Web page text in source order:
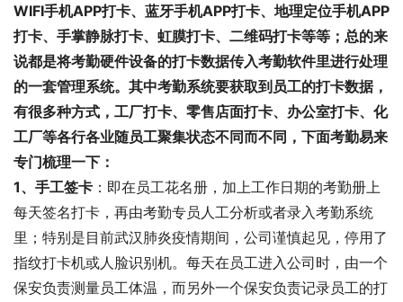
WIFI手机APP打卡、蓝牙手机APP打卡、地理定位手机APP
打卡、手掌静脉打卡、虹膜打卡、二维码打卡等等；总的来
说都是将考勤硬件设备的打卡数据传入考勤软件里进行处理
的一套管理系统。其中考勤系统要获取到员工的打卡数据，
有很多种方式，工厂打卡、零售店面打卡、办公室打卡、化
工厂等各行各业随员工聚集状态不同而不同，下面考勤易来
专门梳理一下：
1、手工签卡 ：即在员工花名册，加上工作日期的考勤册上
每天签名打卡，再由考勤专员人工分析或者录入考勤系统
里；特别是目前武汉肺炎疫情期间，公司谨慎起见，停用了
指纹打卡机或人脸识别机。每天在员工进入公司时，由一个
保安负责测量员工体温，而另外一个保安负责记录员工的打